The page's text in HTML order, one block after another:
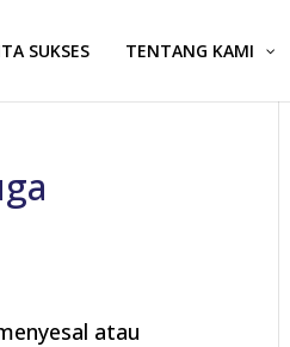
SUKSES TENTANG KAMI
atau